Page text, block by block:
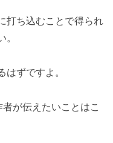
打ち込むことで得られ
ずですよ。
が伝えたいことはこ